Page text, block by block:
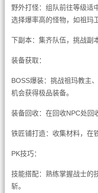
野外打怪：组队前往等级适
选择爆率高的怪物，如祖玛
下副本：集齐队伍，挑战副
装备获取：
BOSS爆装：挑战祖玛教主
机会获得极品装备。
装备回收：在回收NPC处回
铁匠铺打造：收集材料，在
PK技巧：
技能搭配：熟练掌握战士的
斩。